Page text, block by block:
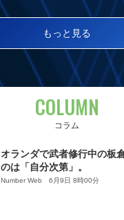
もっと見る
COLUMN
コラム
オランダで武者修行中の板
のは「自分次第」。
Number Web 6月9日 8時00分